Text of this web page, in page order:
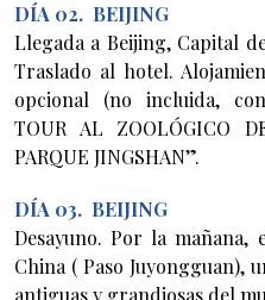
DÍA 02. BEIJING
Llegada a Beijing, Capital
Traslado al hotel.
opcional (no incluida,
TOUR AL ZOOLÓGICO
PARQUE JINGSHAN”.
DÍA 03. BEIJING
Desayuno. Por la
China ( Paso Juyongguan),